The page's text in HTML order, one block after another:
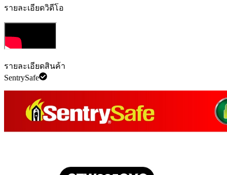
รายละเอียดวิดีโอ
รายละเอียดสินค้า
SentrySafe